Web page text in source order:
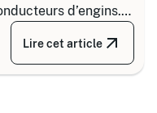
d’engins.
autour de 8
divisées selon
Lire cet article